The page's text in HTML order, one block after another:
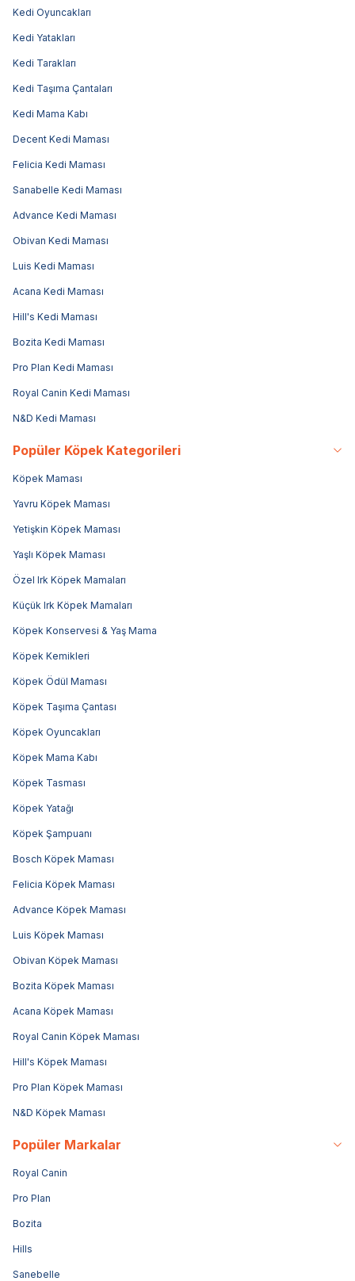
Kedi Oyuncakları
Kedi Yatakları
Kedi Tarakları
Kedi Taşıma Çantaları
Kedi Mama Kabı
Decent Kedi Maması
Felicia Kedi Maması
Sanabelle Kedi Maması
Advance Kedi Maması
Obivan Kedi Maması
Luis Kedi Maması
Acana Kedi Maması
Hill's Kedi Maması
Bozita Kedi Maması
Pro Plan Kedi Maması
Royal Canin Kedi Maması
N&D Kedi Maması
Popüler Köpek Kategorileri
Köpek Maması
Yavru Köpek Maması
Yetişkin Köpek Maması
Yaşlı Köpek Maması
Özel Irk Köpek Mamaları
Küçük Irk Köpek Mamaları
Köpek Konservesi & Yaş Mama
Köpek Kemikleri
Köpek Ödül Maması
Köpek Taşıma Çantası
Köpek Oyuncakları
Köpek Mama Kabı
Köpek Tasması
Köpek Yatağı
Köpek Şampuanı
Bosch Köpek Maması
Felicia Köpek Maması
Advance Köpek Maması
Luis Köpek Maması
Obivan Köpek Maması
Bozita Köpek Maması
Acana Köpek Maması
Royal Canin Köpek Maması
Hill's Köpek Maması
Pro Plan Köpek Maması
N&D Köpek Maması
Popüler Markalar
Royal Canin
Pro Plan
Bozita
Hills
Sanebelle